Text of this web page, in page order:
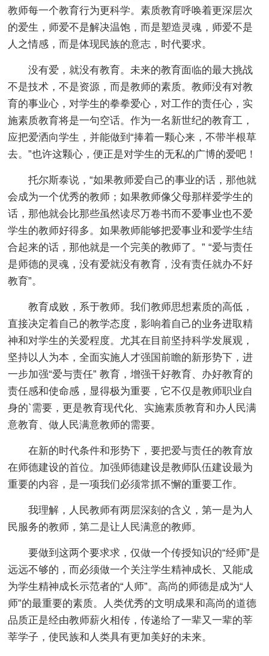
教师每一个教育行为更科学。素质教育呼唤着更深层次
的爱生，师爱不是解决温饱，而是塑造灵魂，师爱不是
人之情感，而是体现民族的意志，时代要求。
没有爱，就没有教育。未来的教育面临的最大挑战
不是技术，不是资源，而是教师的素质。教师没有对教
育的事业心，对学生的拳拳爱心，对工作的责任心，实
施素质教育将是一句空话。作为一名新世纪的教育工，
应把爱洒向学生，并能做到“捧着一颗心来，不带半根草
去。”也许这颗心，便正是对学生的无私的广博的爱吧！
托尔斯泰说，“如果教师爱自己的事业的话，那他就
会成为一个优秀的教师；如果教师像父母那样爱学生的
话，那他就会比那些虽然读尽万卷书而不爱事业也不爱
学生的教师好得多。如果教师能够把爱事业和爱学生结
合起来的话，那他就是一个完美的教师了。” “爱与责任
是师德的灵魂，没有爱就没有教育，没有责任就办不好
教育”。
教育成败，系于教师。我们教师思想素质的高低，
直接决定着自己的教学态度，影响着自己的业务进取精
神和对学生的关爱程度。尤其在目前坚持科学发展观，
坚持以人为本，全面实施人才强国前瞻的新形势下，进
一步加强“爱与责任” 教育，增强干好教育、办好教育的
责任感和使命感，显得极为重要，它不仅是教师职业自
身的`需要，更是教育现代化、实施素质教育和办人民满
意教育、做人民满意教师的需要。
在新的时代条件和形势下，要把爱与责任的教育放
在师德建设的首位。加强师德建设是教师队伍建设最为
重要的内容，是一项我们必须常抓不懈的重要工作。
我理解，人民教师有两层深刻的含义，第一是为人
民服务的教师，第二是让人民满意的教师。
要做到这两个要求求，仅做一个传授知识的“经师”是
远远不够的，而必须做一个关注学生精神成长、又能成
为学生精神成长示范者的“人师”。高尚的师德是成为“人
师”的最重要的素质。人类优秀的文明成果和高尚的道德
品质正是经由教师薪火相传，传递给了一辈又一辈的莘
莘学子，使民族和人类具有更加美好的未来。